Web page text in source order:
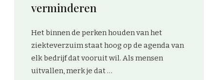
agenda van
Nou, dat is omdat ze perfect
energiemarkt. In plaats van …